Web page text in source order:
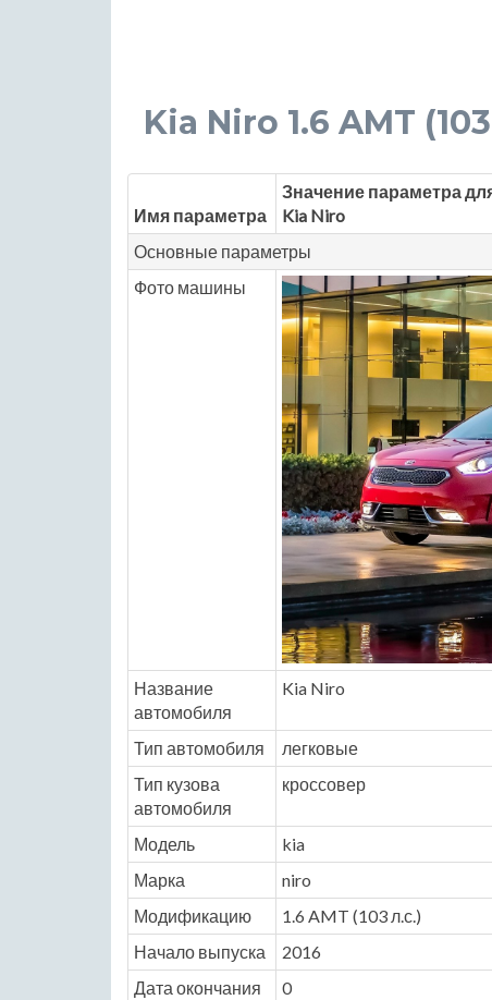
Kia Niro 1.6 AMT
Имя параметра
Значение параметра
Kia Niro
Основные параметры
Фото машины
Название
автомобиля
Kia Niro
Тип автомобиля легковые
Тип кузова
автомобиля
кроссовер
Модель kia
Марка
niro
Модификацию
1.6 AMT (103 л.с.)
Начало выпуска
2016
Дата окончания
0